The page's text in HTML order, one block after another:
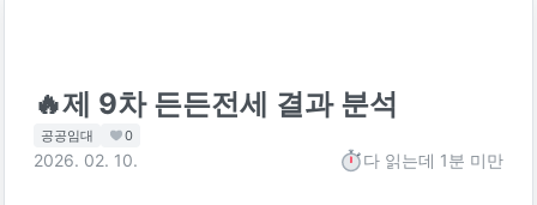
🔥제 9차 든든전세 결과 분석
공공임대 0
2026. 02. 10. 다 읽는데 1분 미만